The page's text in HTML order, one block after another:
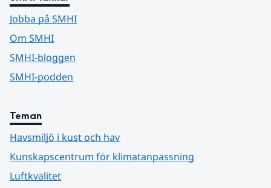
Jobba på SMHI
Om SMHI
SMHI-bloggen
SMHI-podden
Teman
Havsmiljö i kust och hav
Kunskapscentrum för klimatanpassning
Luftkvalitet